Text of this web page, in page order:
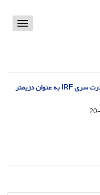
Toggle
بررسی قابلیت استفاده از ماسفت‌های قدرت سری IRF به عنوان دزیمتر